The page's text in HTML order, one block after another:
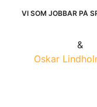
VI SOM JOBBAR PÅ
&
Oskar